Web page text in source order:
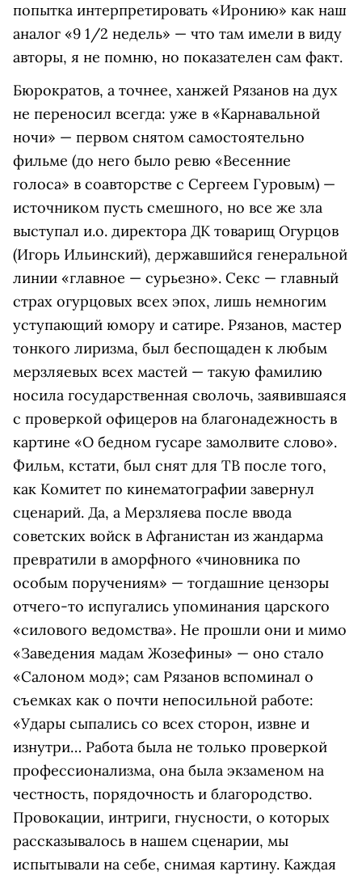
попытка интерпретировать «Иронию» как наш
аналог «9 1/2 недель» — что там имели в виду
авторы, я не помню, но показателен сам факт.
Бюрократов, а точнее, ханжей Рязанов на дух
не переносил всегда: уже в «Карнавальной
ночи» — первом снятом самостоятельно
фильме (до него было ревю «Весенние
голоса» в соавторстве с Сергеем Гуровым) —
источником пусть смешного, но все же зла
выступал и.о. директора ДК товарищ Огурцов
(Игорь Ильинский), державшийся генеральной
линии «главное — сурьезно». Секс — главный
страх огурцовых всех эпох, лишь немногим
уступающий юмору и сатире. Рязанов, мастер
тонкого лиризма, был беспощаден к любым
мерзляевых всех мастей — такую фамилию
носила государственная сволочь, заявившаяся
с проверкой офицеров на благонадежность в
картине «О бедном гусаре замолвите слово».
Фильм, кстати, был снят для ТВ после того,
как Комитет по кинематографии завернул
сценарий. Да, а Мерзляева после ввода
советских войск в Афганистан из жандарма
превратили в аморфного «чиновника по
особым поручениям» — тогдашние цензоры
отчего-то испугались упоминания царского
«силового ведомства». Не прошли они и мимо
«Заведения мадам Жозефины» — оно стало
«Салоном мод»; сам Рязанов вспоминал о
съемках как о почти непосильной работе:
«Удары сыпались со всех сторон, извне и
изнутри… Работа была не только проверкой
профессионализма, она была экзаменом на
честность, порядочность и благородство.
Провокации, интриги, гнусности, о которых
рассказывалось в нашем сценарии, мы
испытывали на себе, снимая картину. Каждая